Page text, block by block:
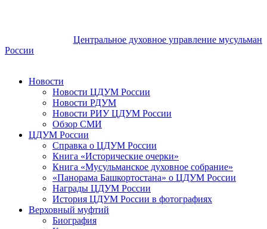
Центральное духовное управление мусульман
России
Новости
Новости ЦДУМ России
Новости РДУМ
Новости РИУ ЦДУМ России
Обзор СМИ
ЦДУМ России
Справка о ЦДУМ России
Книга «Исторические очерки»
Книга «Мусульманское духовное собрание»
«Панорама Башкортостана» о ЦДУМ России
Награды ЦДУМ России
История ЦДУМ России в фотографиях
Верховный муфтий
Биография